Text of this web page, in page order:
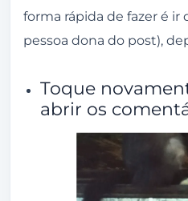
forma rápida de fazer é ir
pessoa dona do post),
Toque
abrir os